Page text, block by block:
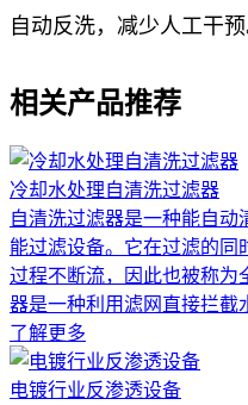
自动反洗，减少人工干预
相关产品推荐
冷却水处理自清洗过滤器
自清洗过滤器是一种能自动
能过滤设备。它在过滤的同
过程不断流，因此也被称为
器是一种利用滤网直接拦截
了解更多
电镀行业反渗透设备